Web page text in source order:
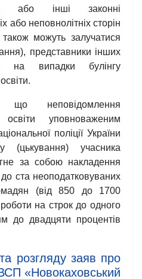
або інші законні
або неповнолітніх сторін
можуть залучатися
представники інших
на випадки булінгу
що неповідомлення
уповноваженим
поліції України
(цькування) учасника
за собою накладення
ста неоподатковуваних
(від 850 до 1700
на строк до одного
до двадцяти процентів
розгляду заяв про
«Новокаховський